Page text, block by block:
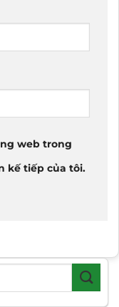
web trong
kế tiếp của tôi.